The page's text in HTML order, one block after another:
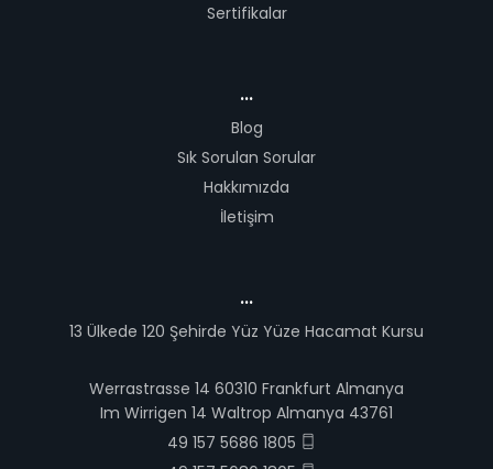
Sertifikalar
...
Blog
Sık Sorulan Sorular
Hakkımızda
İletişim
...
13 Ülkede 120 Şehirde Yüz Yüze Hacamat Kursu
Werrastrasse 14 60310 Frankfurt Almanya
Im Wirrigen 14 Waltrop Almanya 43761
49 157 5686 1805